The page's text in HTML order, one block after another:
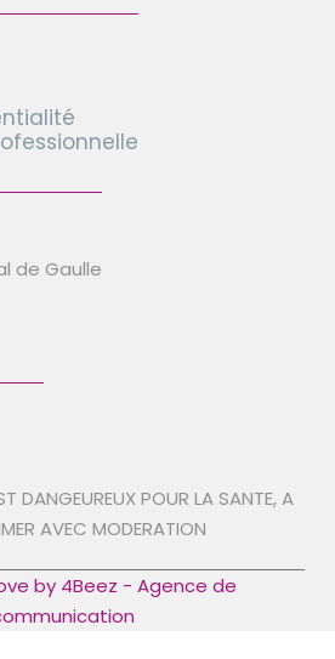
de Gaulle
DANGEUREUX POUR LA SANTE, A
AVEC MODERATION
by 4Beez - Agence de